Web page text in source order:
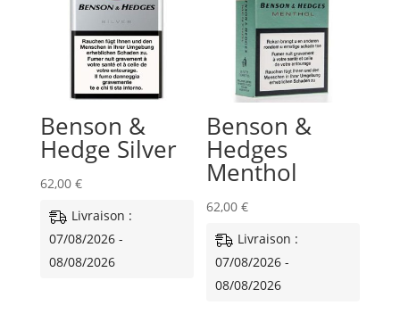
Benson &
Hedge Silver
62,00 €
Livraison :
07/08/2026 -
08/08/2026
Benson &
Hedges
Menthol
62,00€
Livraison :
07/08/2026 -
08/08/2026